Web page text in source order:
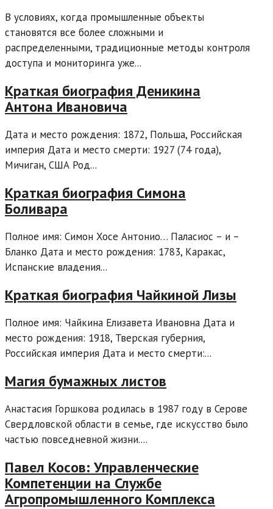
В условиях, когда промышленные объекты
становятся все более сложными и
распределенными, традиционные методы контроля
доступа и мониторинга уже...
Краткая биография Деникина
Антона Ивановича
Дата и место рождения: 1872, Польша, Российская
империя Дата и место смерти: 1927 (74 года),
Мичиган, США Род...
Краткая биография Симона
Боливара
Полное имя: Симон Хосе Антонио… Паласиос – и –
Бланко Дата и место рождения: 1783, Каракас,
Испанские владения...
Краткая биография Чайкиной Лизы
Полное имя: Чайкина Елизавета Ивановна Дата и
место рождения: 1918, Тверская губерния,
Российская империя Дата и место смерти:...
Магия бумажных листов
Анастасия Горшкова родилась в 1987 году в Серове
Свердловской области в семье, где искусство было
частью повседневной жизни....
Павел Косов: Управленческие
Компетенции на Службе
Агропромышленного Комплекса